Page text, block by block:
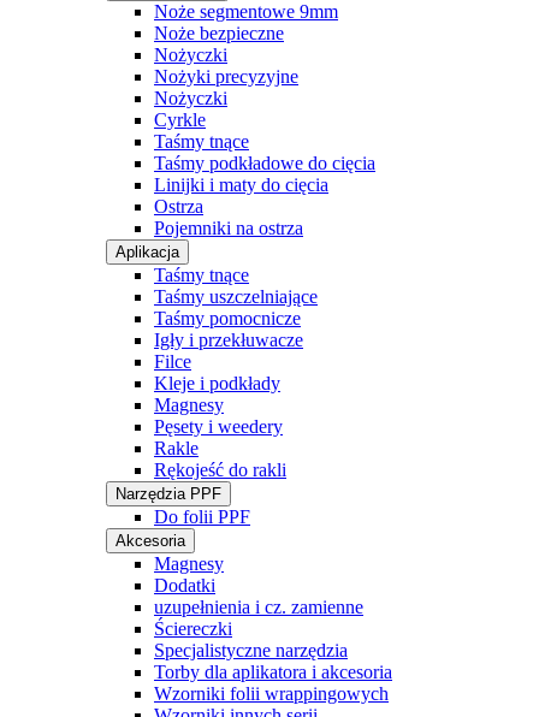
Noże segmentowe 9mm
Noże bezpieczne
Nożyczki
Nożyki precyzyjne
Nożyczki
Cyrkle
Taśmy tnące
Taśmy podkładowe do cięcia
Linijki i maty do cięcia
Ostrza
Pojemniki na ostrza
Aplikacja
Taśmy tnące
Taśmy uszczelniające
Taśmy pomocnicze
Igły i przekłuwacze
Filce
Kleje i podkłady
Magnesy
Pęsety i weedery
Rakle
Rękojeść do rakli
Narzędzia PPF
Do folii PPF
Akcesoria
Magnesy
Dodatki
uzupełnienia i cz. zamienne
Ściereczki
Specjalistyczne narzędzia
Torby dla aplikatora i akcesoria
Wzorniki folii wrappingowych